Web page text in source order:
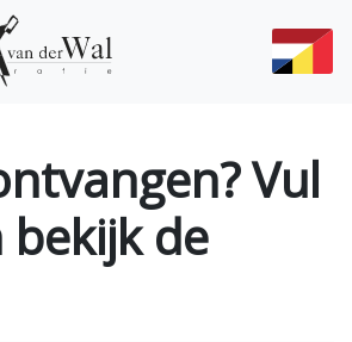
Vul
bekijk de